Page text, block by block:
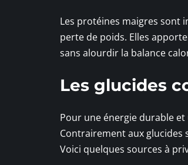
Les protéines maigres sont
perte de poids. Elles
sans alourdir la balance
Les glucides
Pour une énergie durable
Contrairement aux glucides
Voici quelques sources à